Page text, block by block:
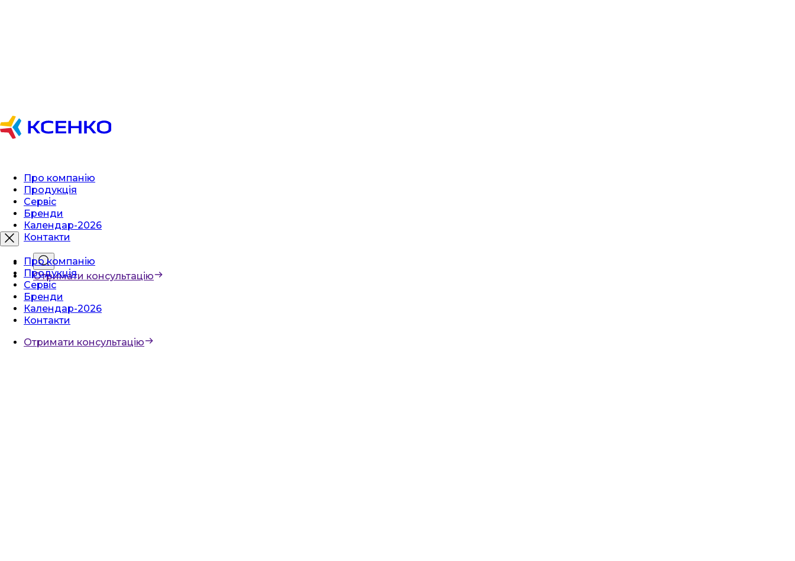
Про компанію
Продукція
Сервіс
Бренди
Календар-2026
Контакти
Отримати консультацію
Про компанію
Продукція
Сервіс
Бренди
Календар-2026
Контакти
Отримати консультацію